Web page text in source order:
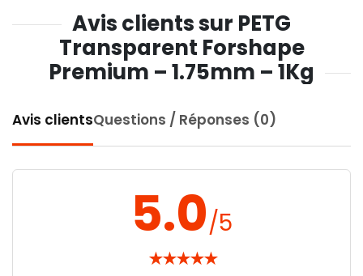
Avis clients sur PETG
Transparent Forshape
Premium – 1.75mm – 1Kg
Avis clientsQuestions / Réponses (0)
5.0/5
★★★★★